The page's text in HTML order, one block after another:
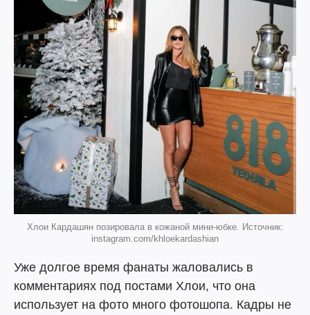
Хлои Кардашян позировала в кожаной мини-юбке. Источник:
instagram.com/khloekardashian
Уже долгое время фанаты жаловались в
комментариях под постами Хлои, что она
использует на фото много фотошопа. Кадры не